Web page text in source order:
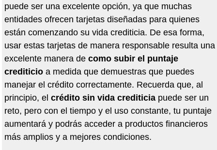
puede ser una excelente opción, ya que muchas
entidades ofrecen tarjetas diseñadas para quienes
están comenzando su vida crediticia. De esa forma,
usar estas tarjetas de manera responsable resulta una
excelente manera de como subir el puntaje
crediticioa medida que demuestras que puedes
manejar el crédito correctamente. Recuerda que, al
principio, el crédito sin vida crediticiapuede ser un
reto, pero con el tiempo y el uso constante, tu puntaje
aumentará y podrás acceder a productos financieros
más amplios y a mejores condiciones.